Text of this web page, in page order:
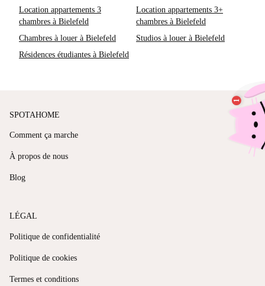
Location appartements 3
chambres à Bielefeld
Location appartements 3+
chambres à Bielefeld
Chambres à louer à Bielefeld
Studios à louer à Bielefeld
Résidences étudiantes à Bielefeld
SPOTAHOME
Comment ça marche
À propos de nous
Blog
LÉGAL
Politique de confidentialité
Politique de cookies
Termes et conditions